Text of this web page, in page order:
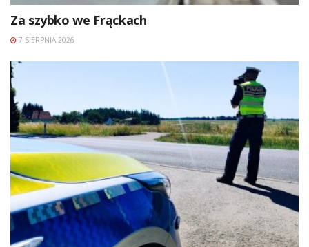
Za szybko we Frąckach
7 SIERPNIA 2026